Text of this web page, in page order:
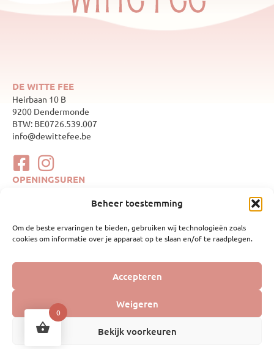
Beheer toestemming
Om de beste ervaringen te bieden, gebruiken wij technologieën zoals
cookies om informatie over je apparaat op te slaan en/of te raadplegen.
Accepteren
Weigeren
Bekijk voorkeuren
DE WITTE FEE
Heirbaan 10 B
9200 Dendermonde
BTW: BE0726.539.007
info@dewittefee.be
OPENINGSUREN
10:00–17:00
donderdag
10:00–17:00
vrijdag
10:00–17:00
zondag
Gesloten
Mijn account
Geboortelijsten
Webshop
0